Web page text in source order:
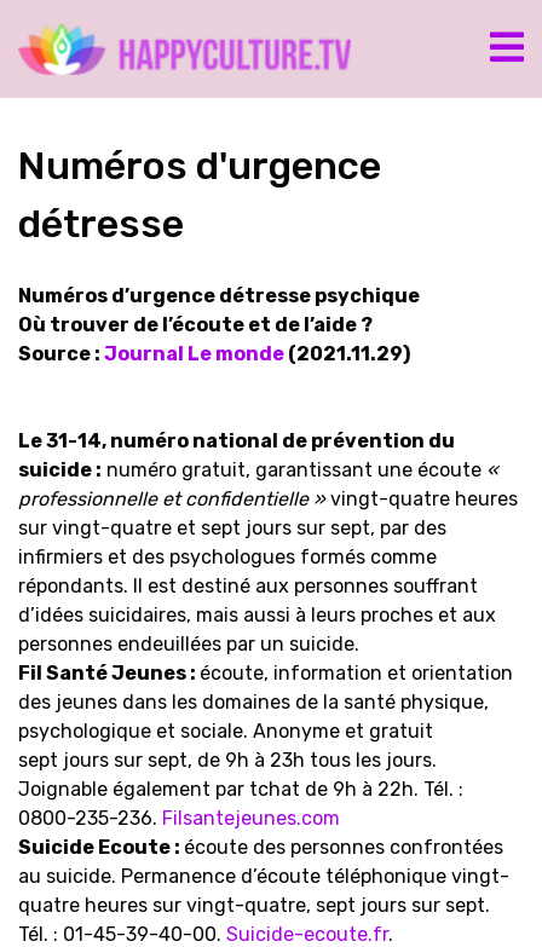
Numéros d'urgence
détresse
Numéros d’urgence détresse psychique
Où trouver de l’écoute et de l’aide ?
Source : Journal Le monde (2021.11.29)
Le 31-14, numéro national de prévention du
suicide : numéro gratuit, garantissant une écoute «
professionnelle et confidentielle »vingt-quatre heures
sur vingt-quatre et sept jours sur sept, par des
infirmiers et des psychologues formés comme
répondants. Il est destiné aux personnes souffrant
d’idées suicidaires, mais aussi à leurs proches et aux
personnes endeuillées par un suicide.
Fil Santé Jeunes : écoute, information et orientation
des jeunes dans les domaines de la santé physique,
psychologique et sociale. Anonyme et gratuit
sept jours sur sept, de 9h à 23h tous les jours.
Joignable également par tchat de 9h à 22h. Tél. :
0800-235-236. Filsantejeunes.com
Suicide Ecoute : écoute des personnes confrontées
au suicide. Permanence d’écoute téléphonique vingt-
quatre heures sur vingt-quatre, sept jours sur sept.
Tél. : 01-45-39-40-00. Suicide-ecoute.fr.